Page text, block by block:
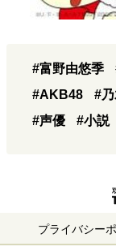
#富野由悠季
#AKB48
#
#声優
#小説
プライバシー